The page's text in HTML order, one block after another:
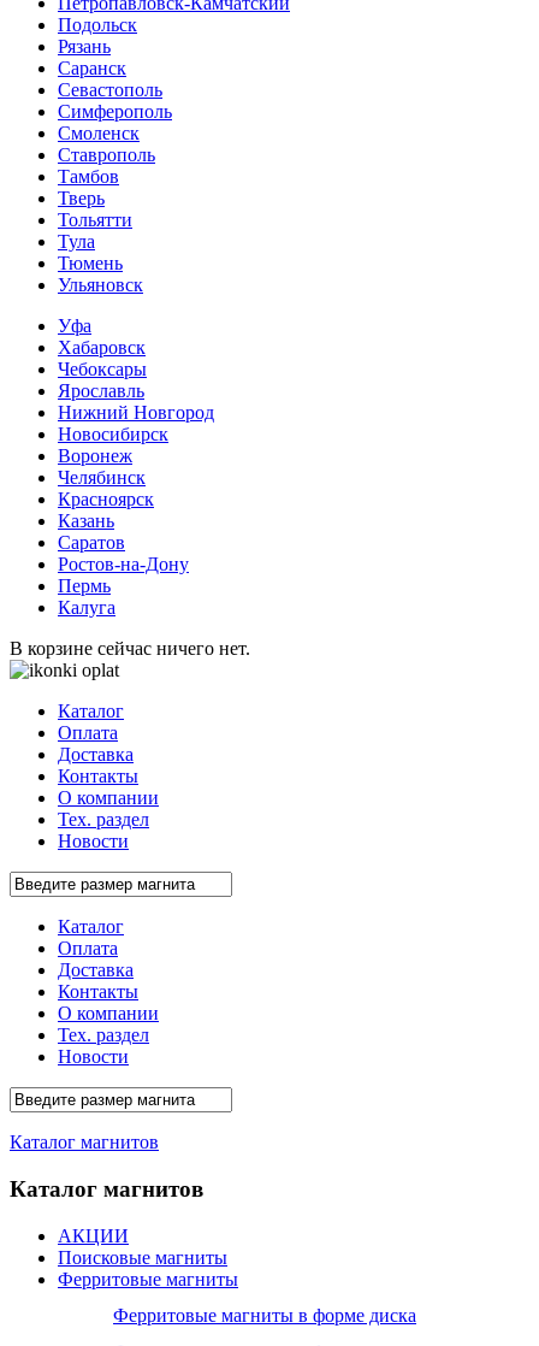
Подольск
Рязань
Саранск
Севастополь
Симферополь
Смоленск
Ставрополь
Тамбов
Тверь
Тольятти
Тула
Тюмень
Ульяновск
Уфа
Хабаровск
Чебоксары
Ярославль
Нижний Новгород
Новосибирск
Воронеж
Челябинск
Красноярск
Казань
Саратов
Ростов-на-Дону
Пермь
Калуга
В корзине сейчас ничего нет.
Каталог
Оплата
Доставка
Контакты
О компании
Тех. раздел
Новости
Каталог
Оплата
Доставка
Контакты
О компании
Тех. раздел
Новости
Каталог магнитов
Каталог магнитов
АКЦИИ
Поисковые магниты
Ферритовые магниты
Ферритовые магниты в форме диска